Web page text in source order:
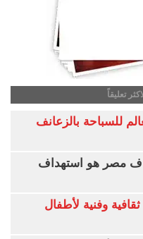
تعليقاً
للسباحة بالزعانف
مصر هو استهداف
وفنية لأطفال